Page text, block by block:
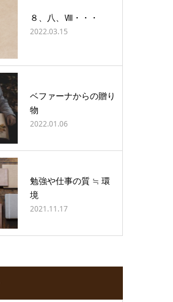
８、八、Ⅷ・・・
2022.03.15
ベファーナからの贈り
物
2022.01.06
勉強や仕事の質 ≒ 環
境
2021.11.17